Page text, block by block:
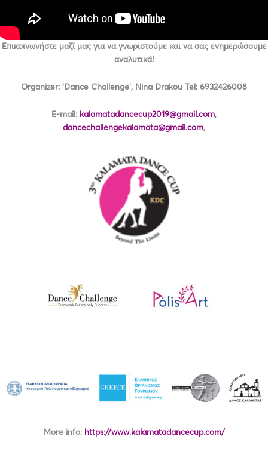
Επικοινωνήστε μαζί μας για να γνωριστούμε και να σας ενημερώσουμε
αναλυτικά!
Organizer: ‘Dance Challenge’, Nina Drakou Tel: 6932426008
E-mail: kalamatadancecup2019@gmail.com,
dancechallengekalamata@gmail.com,
More info: https://www.kalamatadancecup.com/